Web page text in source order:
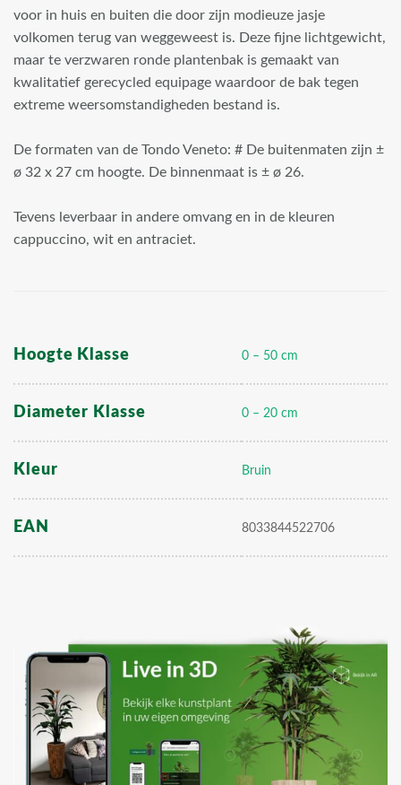
voor in huis en buiten die door zijn modieuze jasje
volkomen terug van weggeweest is. Deze fijne lichtgewicht,
maar te verzwaren ronde plantenbak is gemaakt van
kwalitatief gerecycled equipage waardoor de bak tegen
extreme weersomstandigheden bestand is.
De formaten van de Tondo Veneto: # De buitenmaten zijn ±
ø 32 x 27 cm hoogte. De binnenmaat is ± ø 26.
Tevens leverbaar in andere omvang en in de kleuren
cappuccino, wit en antraciet.
Hoogte Klasse 0 – 50 cm
Diameter Klasse 0 – 20 cm
Kleur Bruin
EAN 8033844522706